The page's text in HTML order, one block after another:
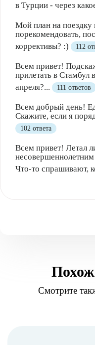
в Турции - через
Мой план на поездку
порекомендовать,
коррективы? :)
112
Всем привет!
прилетать в Стамбул
апреля?...
111 ответов
Всем добрый день!
Скажите, если я
102 ответа
Всем привет! Летал
Что-то спрашивают,
Смотрите